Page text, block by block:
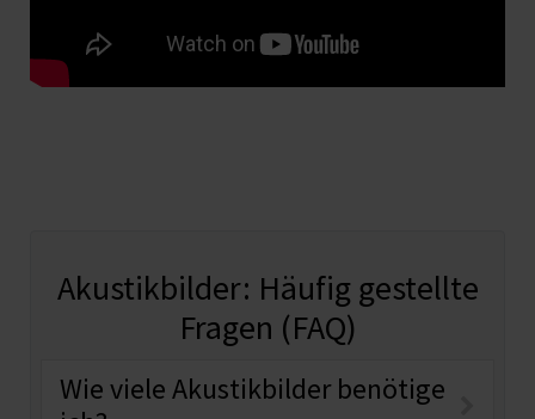
Akustikbilder: Häufig gestellte
Fragen (FAQ)
Wie viele Akustikbilder benötige